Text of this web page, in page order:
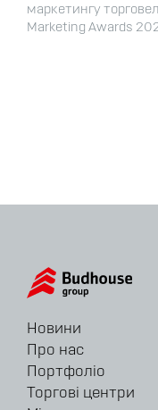
маркетингу
Marketing Awards
Новини
Про нас
Портфоліо
Торгові центри